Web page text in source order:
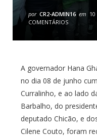
por CR2-ADMIN16 em 10
COMENTÁRIOS
A governador Hana
no dia 08 de junho
Curralinho, e ao lado
Barbalho, do
deputado Chicão, e
Cilene Couto, foram